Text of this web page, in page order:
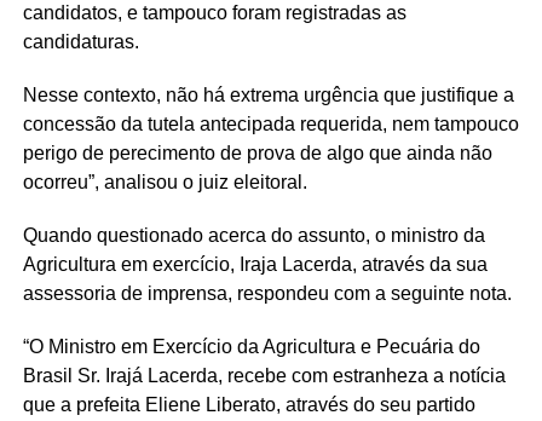
candidatos, e tampouco foram registradas as
candidaturas.
Nesse contexto, não há extrema urgência que justifique a
concessão da tutela antecipada requerida, nem tampouco
perigo de perecimento de prova de algo que ainda não
ocorreu”, analisou o juiz eleitoral.
Quando questionado acerca do assunto, o ministro da
Agricultura em exercício, Iraja Lacerda, através da sua
assessoria de imprensa, respondeu com a seguinte nota.
“O Ministro em Exercício da Agricultura e Pecuária do
Brasil Sr. Irajá Lacerda, recebe com estranheza a notícia
que a prefeita Eliene Liberato, através do seu partido